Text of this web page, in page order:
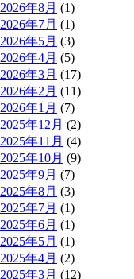
2026年8月 (1)
2026年7月 (1)
2026年5月 (3)
2026年4月 (5)
2026年3月 (17)
2026年2月 (11)
2026年1月 (7)
2025年12月 (2)
2025年11月 (4)
2025年10月 (9)
2025年9月 (7)
2025年8月 (3)
2025年7月 (1)
2025年6月 (1)
2025年5月 (1)
2025年4月 (2)
2025年3月 (12)